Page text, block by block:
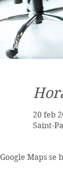
20 feb
Saint-
Google Maps se